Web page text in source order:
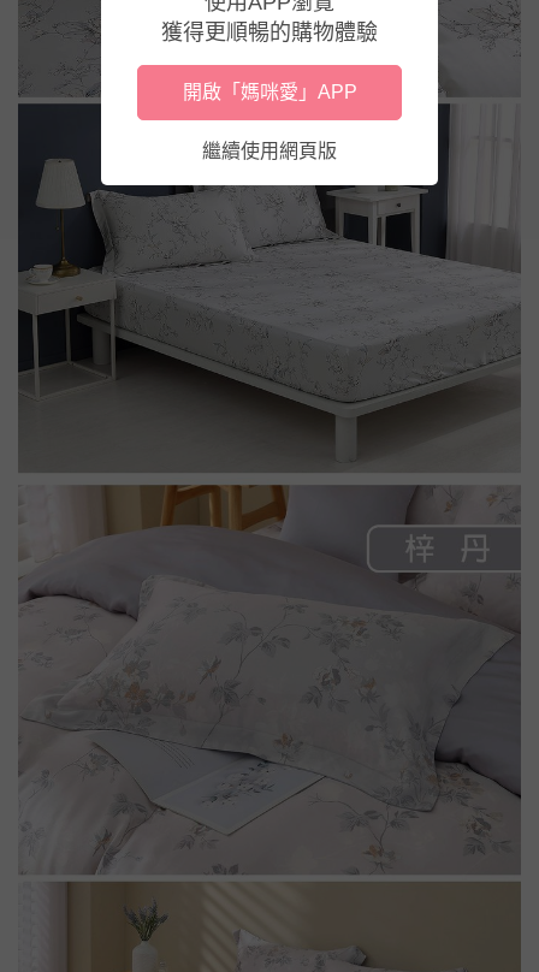
獲得更順暢的購物體驗
開啟「媽咪愛」APP
繼續使用網頁版